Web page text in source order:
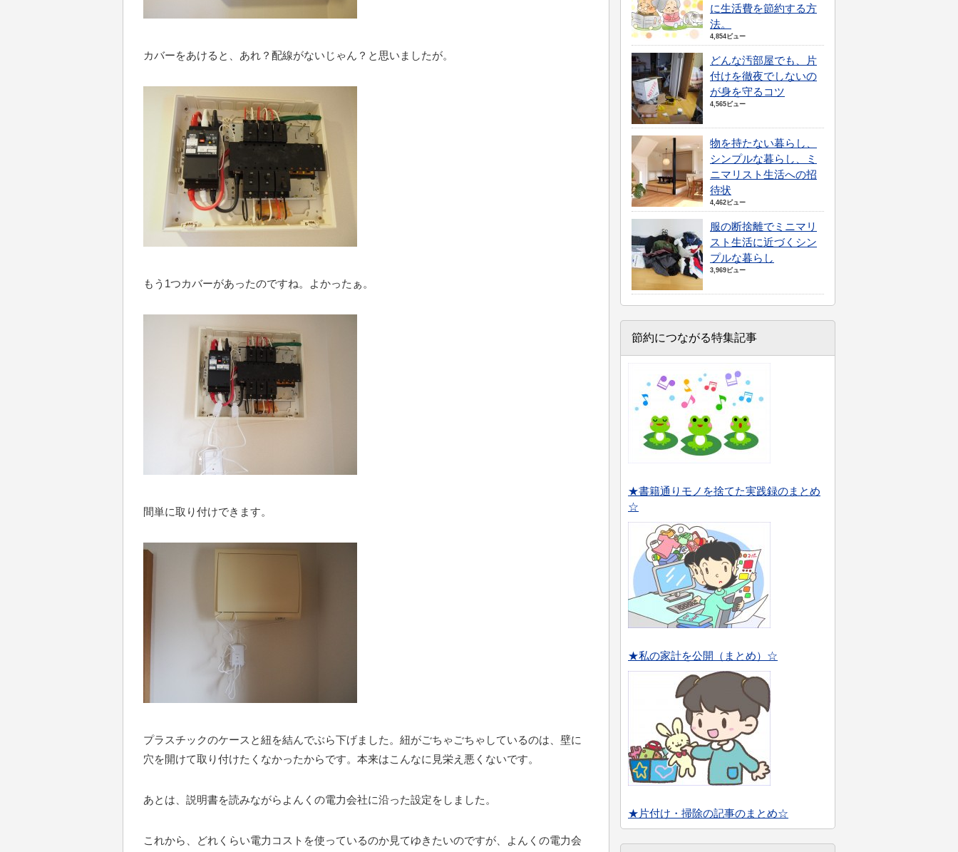
カバーをあけると、あれ？配線がないじゃん？と思いましたが。
もう1つカバーがあったのですね。よかったぁ。
間単に取り付けできます。
プラスチックのケースと紐を結んでぶら下げました。紐がごちゃごちゃしているのは、壁に
穴を開けて取り付けたくなかったからです。本来はこんなに見栄え悪くないです。
あとは、説明書を読みながらよんくの電力会社に沿った設定をしました。
これから、どれくらい電力コストを使っているのか見てゆきたいのですが、よんくの電力会
に生活費を節約する方
法。
4,854ビュー
どんな汚部屋でも、片
付けを徹夜でしないの
が身を守るコツ
4,565ビュー
物を持たない暮らし、
シンプルな暮らし、ミ
ニマリスト生活への招
待状
4,462ビュー
服の断捨離でミニマリ
スト生活に近づくシン
プルな暮らし
3,969ビュー
節約につながる特集記事
★書籍通りモノを捨てた実践録のまとめ
☆
★私の家計を公開（まとめ）☆
★片付け・掃除の記事のまとめ☆